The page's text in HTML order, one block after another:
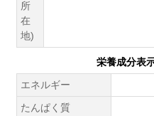
所
在
地)
栄養成分表
エネルギー
たんぱく質